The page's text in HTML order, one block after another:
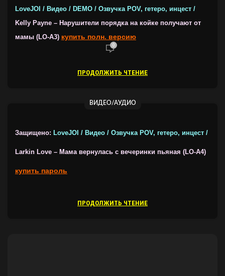
LoveJOI / Видео / DEMO / Озвучка POV, гетеро, инцест /
Kelly Payne – Нарушители порядка на койке получают от
мамы (LO-A3) купить полн. версию
0
ПРОДОЛЖИТЬ ЧТЕНИЕ
ВИДЕО/АУДИО
Защищено: LoveJOI / Видео / Озвучка POV, гетеро, инцест /
Larkin Love – Мама вернулась с вечеринки пьяная (LO-A4)
купить пароль
ПРОДОЛЖИТЬ ЧТЕНИЕ